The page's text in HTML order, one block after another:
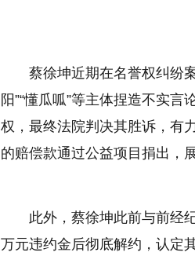
蔡徐坤近期在名誉权纠纷
阳”“懂瓜呱”等主体捏造不实
权，最终法院判决其胜诉，有
的赔偿款通过公益项目捐出，
此外，蔡徐坤此前与前经
万元违约金后彻底解约，认定